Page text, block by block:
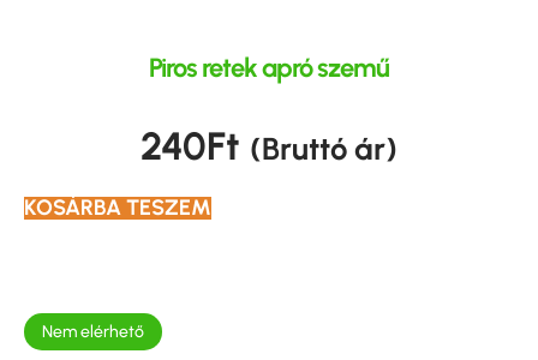
Piros retek apró szemű
240Ft (Bruttó ár)
KOSÁRBA TESZEM
Nem elérhető